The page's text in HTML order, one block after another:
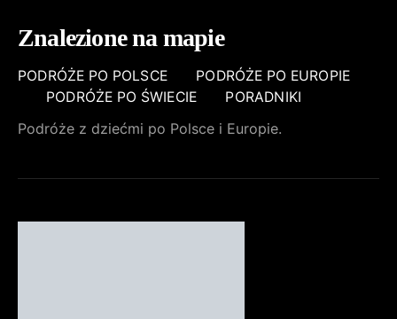
Znalezione na mapie
PODRÓŻE PO POLSCE
PODRÓŻE PO EUROPIE
PODRÓŻE PO ŚWIECIE
PORADNIKI
Podróże z dziećmi po Polsce i Europie.